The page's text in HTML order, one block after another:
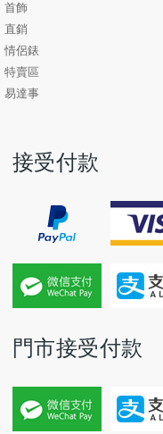
首飾
直銷
情侶錶
特賣區
易達事
接受付款
門市接受付款